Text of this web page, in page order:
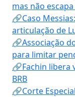
mas não
🔗Caso
articulação de
🔗Associação
para limitar
🔗Fachin libera
BRB
🔗Corte